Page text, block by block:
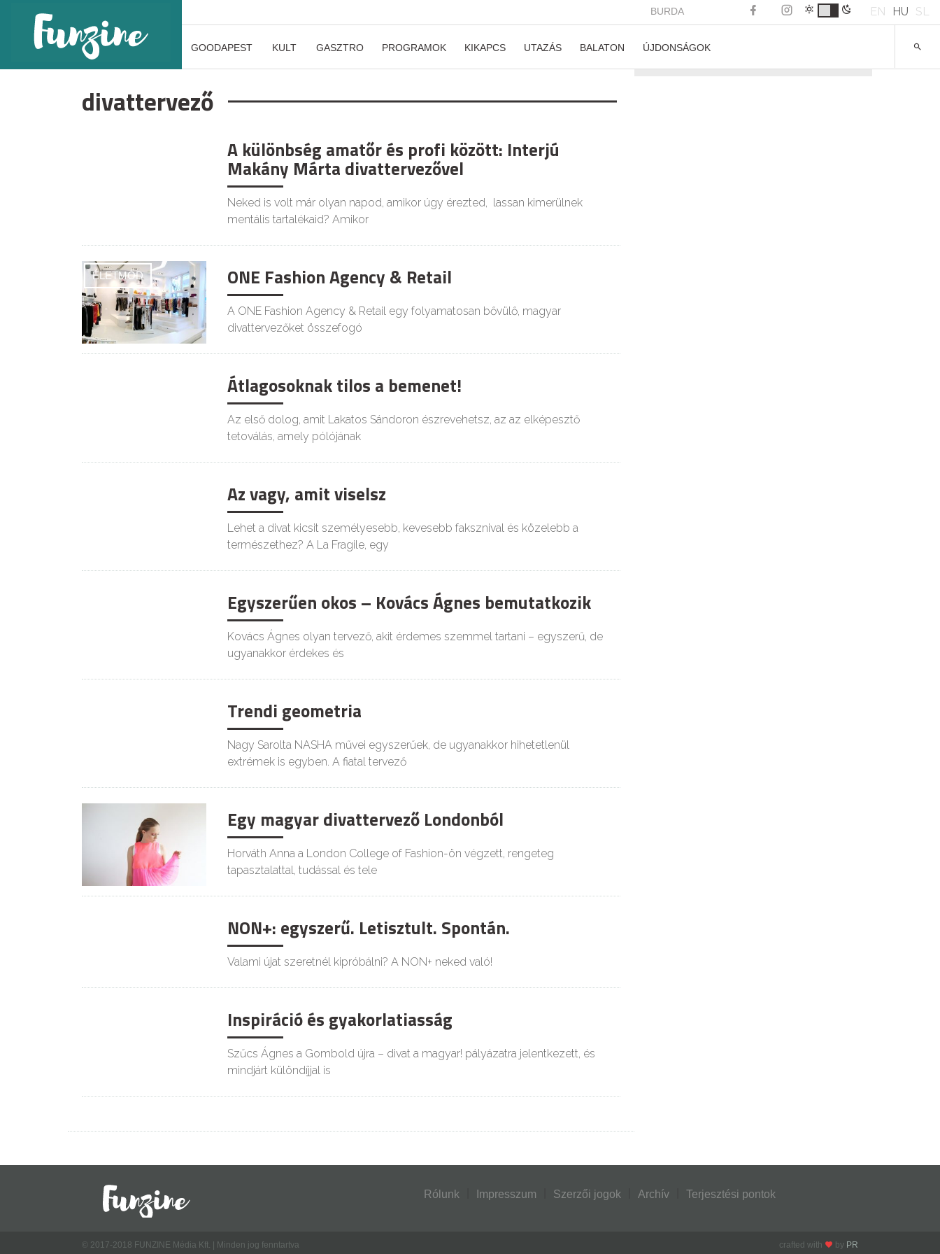
BURDA EN HU SL
GOODAPEST KULT GASZTRO PROGRAMOK KIKAPCS UTAZÁS BALATON ÚJDONSÁGOK
divattervező
A különbség amatőr és profi között: Interjú
Makány Márta divattervezővel
Neked is volt már olyan napod, amikor úgy érezted, lassan kimerülnek
mentális tartalékaid? Amikor
ÉLETMÓD ONE Fashion Agency & Retail
A ONE Fashion Agency & Retail egy folyamatosan bővülő, magyar
divattervezőket összefogó
Átlagosoknak tilos a bemenet!
Az első dolog, amit Lakatos Sándoron észrevehetsz, az az elképesztő
tetoválás, amely pólójának
Az vagy, amit viselsz
Lehet a divat kicsit személyesebb, kevesebb faksznival és közelebb a
természethez? A La Fragile, egy
Egyszerűen okos – Kovács Ágnes bemutatkozik
Kovács Ágnes olyan tervező, akit érdemes szemmel tartani – egyszerű, de
ugyanakkor érdekes és
Trendi geometria
Nagy Sarolta NASHA művei egyszerűek, de ugyanakkor hihetetlenül
extrémek is egyben. A fiatal tervező
Egy magyar divattervező Londonból
Horváth Anna a London College of Fashion-ön végzett, rengeteg
tapasztalattal, tudással és tele
NON+: egyszerű. Letisztult. Spontán.
Valami újat szeretnél kipróbálni? A NON+ neked való!
Inspiráció és gyakorlatiasság
Szűcs Ágnes a Gombold újra – divat a magyar! pályázatra jelentkezett, és
mindjárt különdíjjal is
Rólunk Impresszum Szerzői jogok Archív Terjesztési pontok
© 2017-2018 FUNZINE Média Kft. | Minden jog fenntartva crafted with by PR